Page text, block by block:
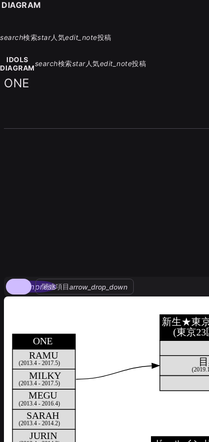
search検索star人気edit_note投稿
IDOLS
DIAGRAM
search検索star人気edit_note投稿
ONE
compress
関連項目arrow_drop_down